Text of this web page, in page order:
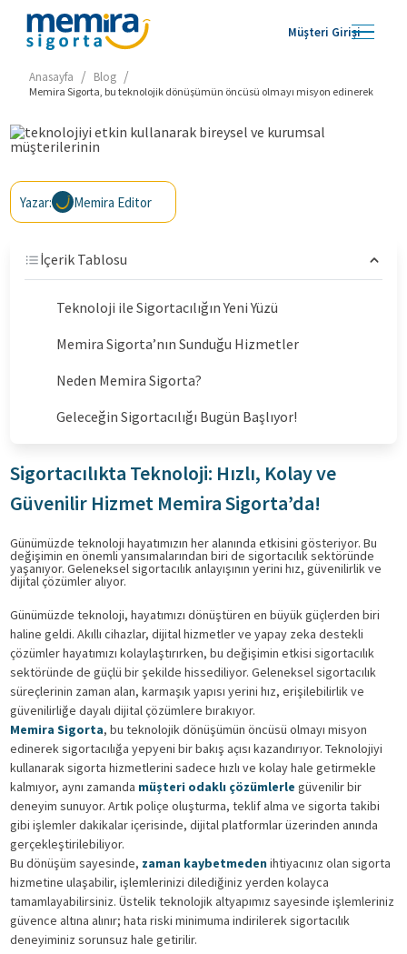
Müşteri Girişi
Anasayfa / Blog /
Memira Sigorta, bu teknolojik dönüşümün öncüsü olmayı misyon edinerek
Yazar: Memira Editor
İçerik Tablosu
Teknoloji ile Sigortacılığın Yeni Yüzü
Memira Sigorta’nın Sunduğu Hizmetler
Neden Memira Sigorta?
Geleceğin Sigortacılığı Bugün Başlıyor!
Sigortacılıkta Teknoloji: Hızlı, Kolay ve
Güvenilir Hizmet Memira Sigorta’da!
Günümüzde teknoloji hayatımızın her alanında etkisini gösteriyor. Bu
değişimin en önemli yansımalarından biri de sigortacılık sektöründe
yaşanıyor. Geleneksel sigortacılık anlayışının yerini hız, güvenilirlik ve
dijital çözümler alıyor.
Günümüzde teknoloji, hayatımızı dönüştüren en büyük güçlerden biri
haline geldi. Akıllı cihazlar, dijital hizmetler ve yapay zeka destekli
çözümler hayatımızı kolaylaştırırken, bu değişimin etkisi sigortacılık
sektöründe de güçlü bir şekilde hissediliyor. Geleneksel sigortacılık
süreçlerinin zaman alan, karmaşık yapısı yerini hız, erişilebilirlik ve
güvenilirliğe dayalı dijital çözümlere bırakıyor.
Memira Sigorta, bu teknolojik dönüşümün öncüsü olmayı misyon
edinerek sigortacılığa yepyeni bir bakış açısı kazandırıyor. Teknolojiyi
kullanarak sigorta hizmetlerini sadece hızlı ve kolay hale getirmekle
kalmıyor, aynı zamanda müşteri odaklı çözümlerle güvenilir bir
deneyim sunuyor. Artık poliçe oluşturma, teklif alma ve sigorta takibi
gibi işlemler dakikalar içerisinde, dijital platformlar üzerinden anında
gerçekleştirilebiliyor.
Bu dönüşüm sayesinde, zaman kaybetmeden ihtiyacınız olan sigorta
hizmetine ulaşabilir, işlemlerinizi dilediğiniz yerden kolayca
tamamlayabilirsiniz. Üstelik teknolojik altyapımız sayesinde işlemleriniz
güvence altına alınır; hata riski minimuma indirilerek sigortacılık
deneyiminiz sorunsuz hale getirilir.